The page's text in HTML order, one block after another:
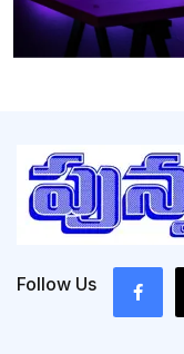
Follow Us